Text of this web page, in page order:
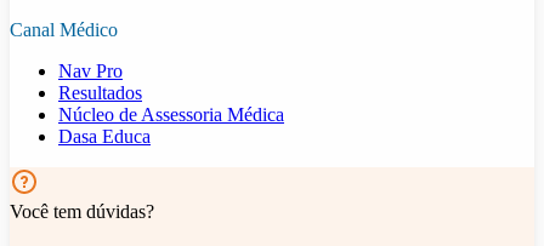
Canal Médico
Nav Pro
Resultados
Núcleo de Assessoria Médica
Dasa Educa
Você tem dúvidas?